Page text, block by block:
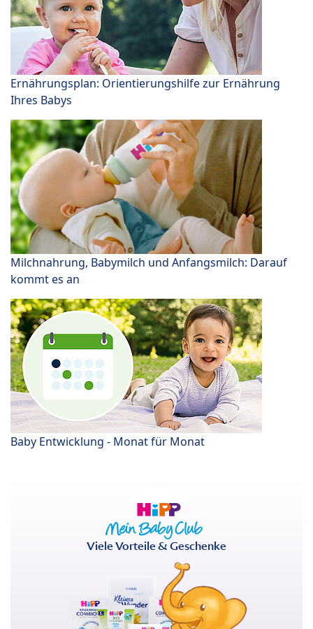
Ernährungsplan: Orientierungshilfe zur Ernährung
Ihres Babys
Milchnahrung, Babymilch und Anfangsmilch: Darauf
kommt es an
Baby Entwicklung - Monat für Monat
Viele Vorteile & Geschenke